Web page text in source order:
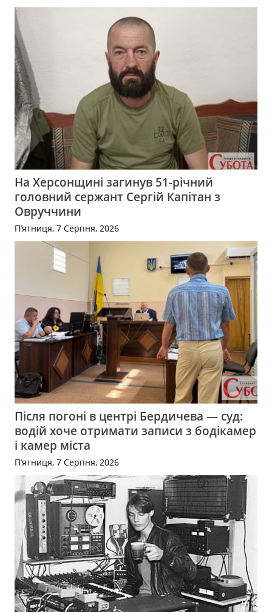
На Херсонщині загинув 51-річний
головний сержант Сергій Капітан з
Овруччини
П’ятниця, 7 Серпня, 2026
Після погоні в центрі Бердичева — суд:
водій хоче отримати записи з бодікамер
і камер міста
П’ятниця, 7 Серпня, 2026